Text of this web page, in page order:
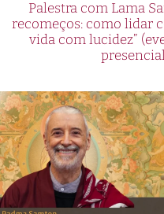
Palestra com Lama
recomeços: como lidar
vida com lucidez”